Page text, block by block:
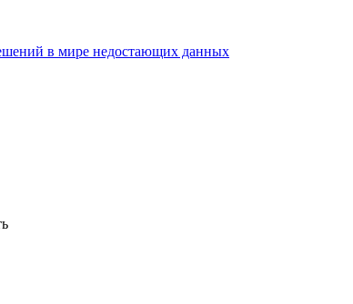
в мире недостающих данных